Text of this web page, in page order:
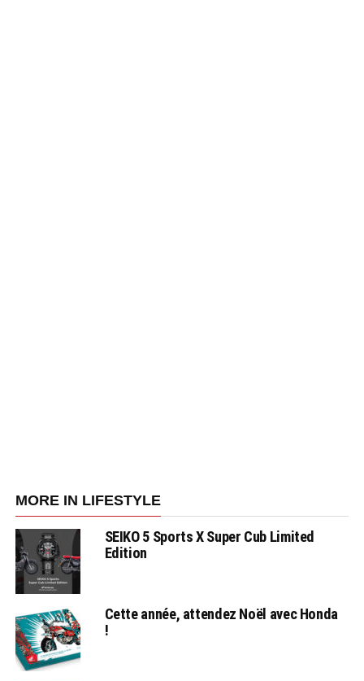
MORE IN LIFESTYLE
SEIKO 5 Sports X Super Cub Limited
Edition
Cette année, attendez Noël avec Honda
!